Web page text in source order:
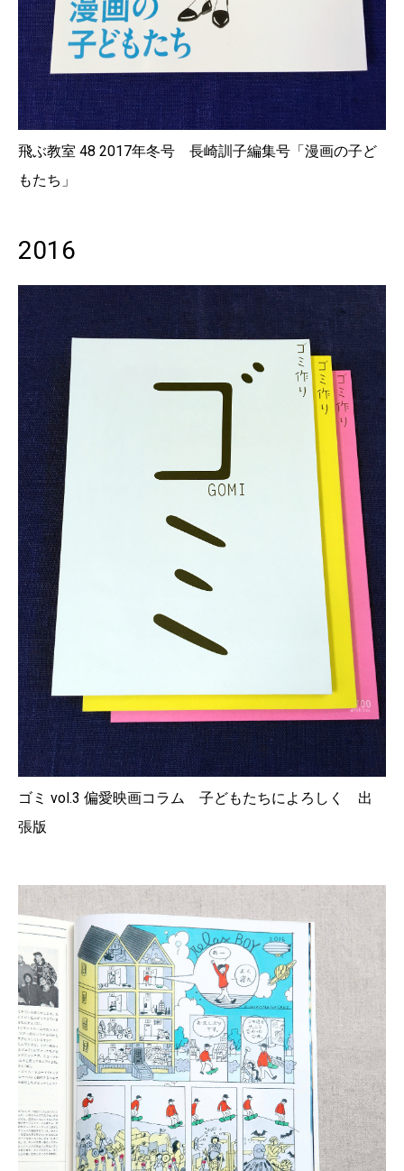
飛ぶ教室 48 2017年冬号 長崎訓子編集号「漫画の子ど
もたち」
2016
ゴミ vol.3 偏愛映画コラム 子どもたちによろしく 出
張版